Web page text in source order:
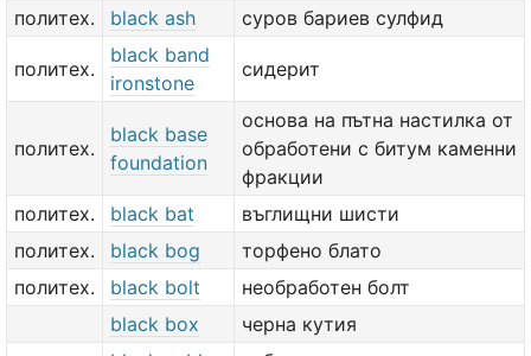
политех.
black ash суров бариев сулфид
политех.
black band
ironstone
сидерит
политех.
black base
foundation
основа на пътна настилка от
обработени с битум каменни
фракции
политех.
black bat
въглищни шисти
политех.
black bog
торфено блато
политех.
black bolt
необработен болт
black box
черна кутия